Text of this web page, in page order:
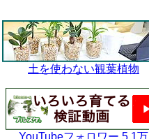
土を使わない観葉植物
YouTubeフォロワー 5.1万